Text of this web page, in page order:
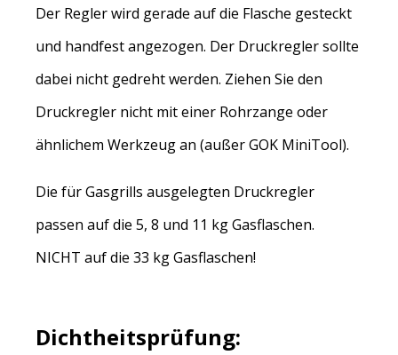
Der Regler wird gerade auf die Flasche gesteckt
und handfest angezogen. Der Druckregler sollte
dabei nicht gedreht werden. Ziehen Sie den
Druckregler nicht mit einer Rohrzange oder
ähnlichem Werkzeug an (außer GOK MiniTool).
Die für Gasgrills ausgelegten Druckregler
passen auf die 5, 8 und 11 kg Gasflaschen.
NICHT auf die 33 kg Gasflaschen!
Dichtheitsprüfung: